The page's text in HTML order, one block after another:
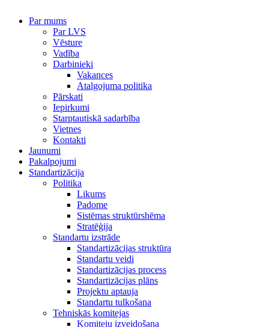
Par mums
Par LVS
Vēsture
Vadība
Darbinieki
Vakances
Atalgojuma politika
Pārskati
Iepirkumi
Starptautiskā sadarbība
Vietnes
Kontakti
Jaunumi
Pakalpojumi
Standartizācija
Politika
Likums
Padome
Sistēmas struktūrshēma
Stratēģija
Standartu izstrāde
Standartizācijas struktūra
Standartu veidi
Standartizācijas process
Standartizācijas plāns
Projektu aptauja
Standartu tulkošana
Tehniskās komitejas
Komiteju izveidošana